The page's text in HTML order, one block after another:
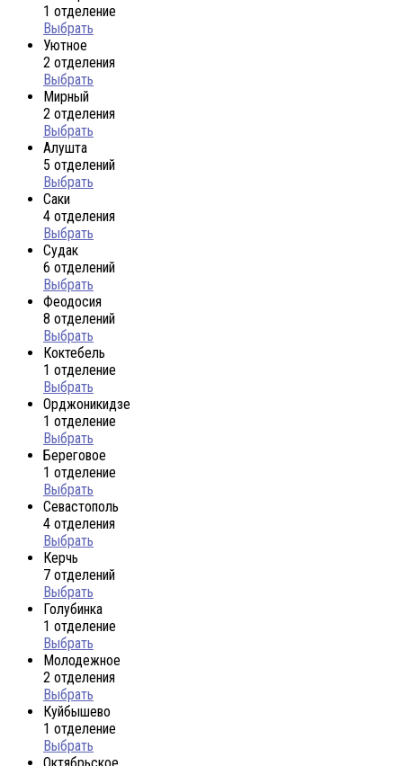
1 отделение
Выбрать
Уютное
2 отделения
Выбрать
Мирный
2 отделения
Выбрать
Алушта
5 отделений
Выбрать
Саки
4 отделения
Выбрать
Судак
6 отделений
Выбрать
Феодосия
8 отделений
Выбрать
Коктебель
1 отделение
Выбрать
Орджоникидзе
1 отделение
Выбрать
Береговое
1 отделение
Выбрать
Севастополь
4 отделения
Выбрать
Керчь
7 отделений
Выбрать
Голубинка
1 отделение
Выбрать
Молодежное
2 отделения
Выбрать
Куйбышево
1 отделение
Выбрать